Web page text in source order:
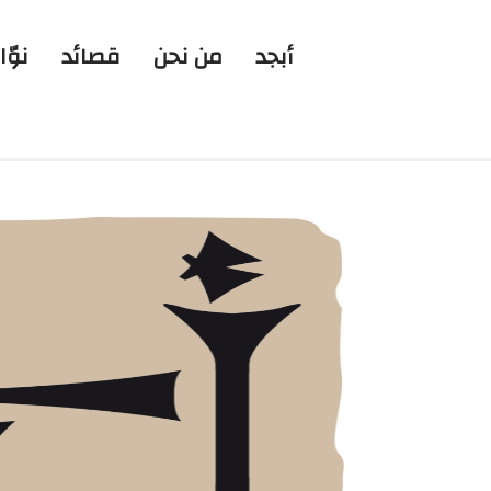
قصائد من نحن أبجد